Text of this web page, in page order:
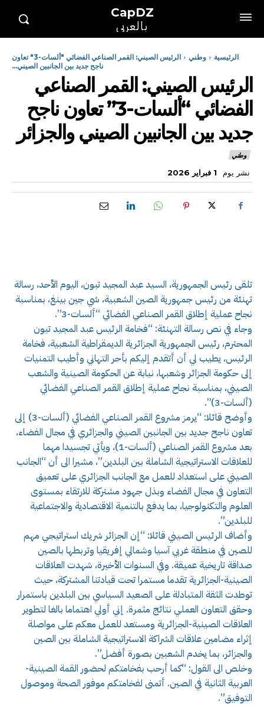
CapDZ
بالعربي
الرئيسية وطني
الرئيس الصيني: القمر الصناعي الفضائي "ألسات-3" تعاون
ناجح جديد بين الجانبين الصيني...
الرئيس الصيني: القمر الصناعي
الفضائي “ألسات-3” تعاون ناجح
جديد بين الجانبين الصيني والجزائر
وطني
نشر يوم 1 فبراير 2026
تلقى رئيس الجمهورية، السيد عبد المجيد تبون، اليوم الأحد، رسالة
تهنئة من رئيس جمهورية الصين الشعبية، شي جين بينغ، بمناسبة
نجاح عملية إطلاق القمر الصناعي الفضائي “ألسات-3”.
وجاء في نص رسالة التهنئة: “فخامة الرئيس عبد المجيد تبون
المحترم، رئيس الجمهورية الجزائرية الديمقراطية الشعبية، فخامة
الرئيس، يطيب لي أن أتقدم إليكم بأحر التهاني وأطيب التمنيات
إلى حكومة الجزائر وشعبها، نيابة عن الحكومة الصينية والشعب
الصيني، بمناسبة نجاح عملية إطلاق القمر الصناعي الفضائي
(ألسات-3)”.
وأوضح قائلا: “يرمز مشروع القمر الصناعي الفضائي (ألسات-3) إلى
تعاون ناجح جديد بين الجانبين الصيني والجزائري في مجال الفضاء،
بعد مشروع القمر الصناعي (ألسات-1)، ويأتي تجسيدا مهما
للعلاقات الاستراتيجية الشاملة بين البلدين”، مشيرا الى أن “الجانب
الصيني على استعداد للعمل مع الجانب الجزائري على تعميق
التعاون في مجال الفضاء وبذل جهود مشتركة للارتقاء بمستوى
العلوم والتكنولوجيا، بما يدفع بالتنمية الاقتصادية والاجتماعية
للبلدين”.
وأضاف الرئيس الصيني قائلا: “إن الجزائر شريك استراتيجي مهم
للصين في منطقة غربي آسيا وشمالي إفريقيا وتربطها بالصين
صداقة تاريخية عميقة. وفي السنوات الأخيرة، شهدت العلاقات
الصينية-الجزائرية تقدما مستمرا تحت قيادتنا المشتركة، حيث
توطدت الثقة المتبادلة على الصعيد السياسي بين البلدين باستمرار
وحقق التعاون العملي نتائج مثمرة. إني أولي اهتماما بالغا لتطوير
العلاقات الصينية-الجزائرية ومستعد للعمل معكم على مواصلة
إثراء مضامين علاقات الشراكة الاستراتيجية الشاملة بين الصين
والجزائر، بما يخدم الشعبين بصورة أفضل”.
وخلص الى القول: “كما أرحب بفخامتكم لحضور القمة الصينية-
العربية الثانية في الصين. أتمنى لفخامتكم موفور الصحة وموصول
التوفيق”.